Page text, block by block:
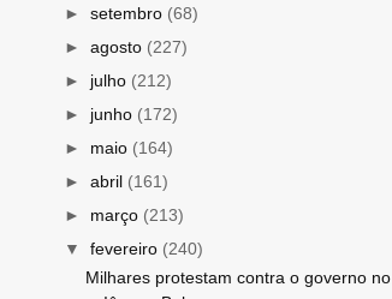
► setembro (68)
► agosto (227)
► julho (212)
► junho (172)
► maio (164)
► abril (161)
► março (213)
▼ fevereiro (240)
Milhares protestam contra o governo no